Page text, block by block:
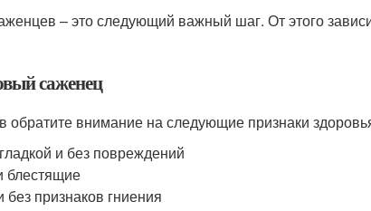
– это следующий важный шаг. От этого
саженец
внимание на следующие признаки
и без повреждений
блестящие
признаков гниения